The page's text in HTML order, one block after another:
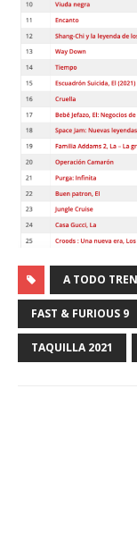
A TODO
FAST & FURIOUS 9
TAQUILLA 2021